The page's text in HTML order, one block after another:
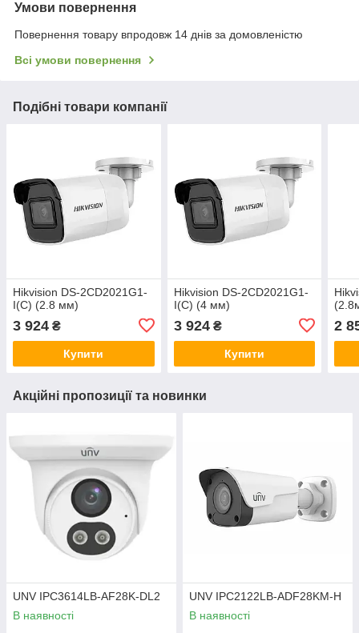
Умови повернення
Повернення товару впродовж 14 днів за домовленістю
Всі умови повернення
Подібні товари компанії
Hikvision DS-2CD2021G1-
I(C) (2.8 мм)
3 924 ₴
Купити
Hikvision DS-2CD2021G1-
I(C) (4 мм)
3 924₴
Купити
2
Акційні пропозиції та новинки
UNV IPC3614LB-AF28K-DL2
В наявності
UNV IPC2122LB-ADF28KM-H
В наявності